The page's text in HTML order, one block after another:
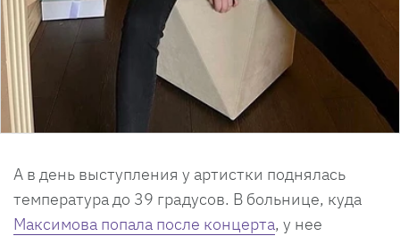
А в день выступления у артистки поднялась
температура до 39 градусов. В больнице, куда
Максимова попала после концерта, у нее